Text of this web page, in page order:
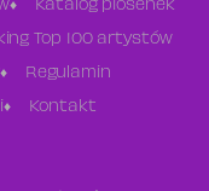
Katalog piosenek
Top 100 artystów
Regulamin
Kontakt